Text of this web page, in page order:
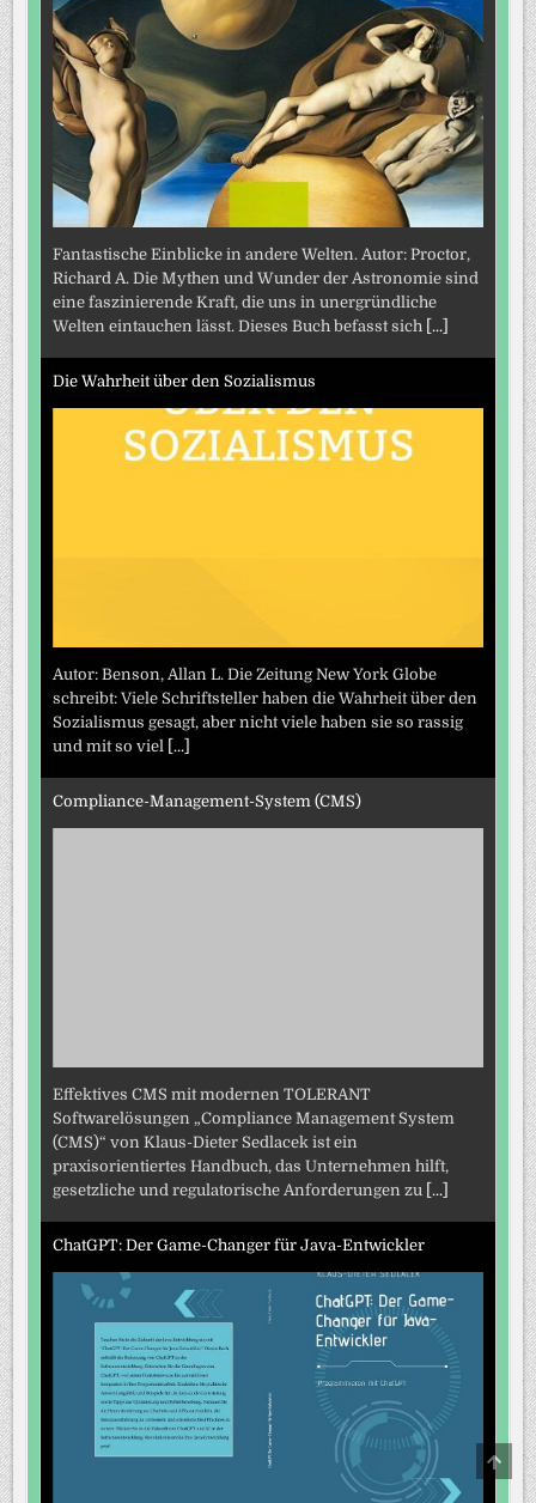
Fantastische Einblicke in andere Welten. Autor: Proctor,
Richard A. Die Mythen und Wunder der Astronomie sind
eine faszinierende Kraft, die uns in unergründliche
Welten eintauchen lässt. Dieses Buch befasst sich [...]
Die Wahrheit über den Sozialismus
Autor: Benson, Allan L. Die Zeitung New York Globe
schreibt: Viele Schriftsteller haben die Wahrheit über den
Sozialismus gesagt, aber nicht viele haben sie so rassig
und mit so viel [...]
Compliance-Management-System (CMS)
Effektives CMS mit modernen TOLERANT
Softwarelösungen „Compliance Management System
(CMS)“ von Klaus-Dieter Sedlacek ist ein
praxisorientiertes Handbuch, das Unternehmen hilft,
gesetzliche und regulatorische Anforderungen zu [...]
ChatGPT: Der Game-Changer für Java-Entwickler
TO
TOP